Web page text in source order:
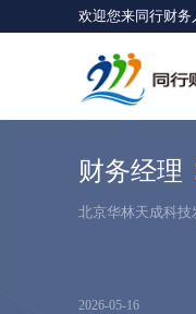
欢迎您来同行财务
财务经理
北京华林天成科技
2026-05-16